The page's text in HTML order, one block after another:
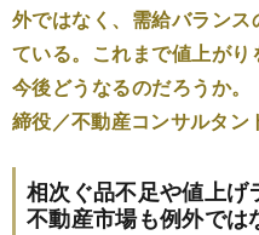
外ではなく、需給バラン
ている。これまで値上がり
今後どうなるのだろうか
締役／不動産コンサルタン
相次ぐ品不足や値上げ
不動産市場も例外では